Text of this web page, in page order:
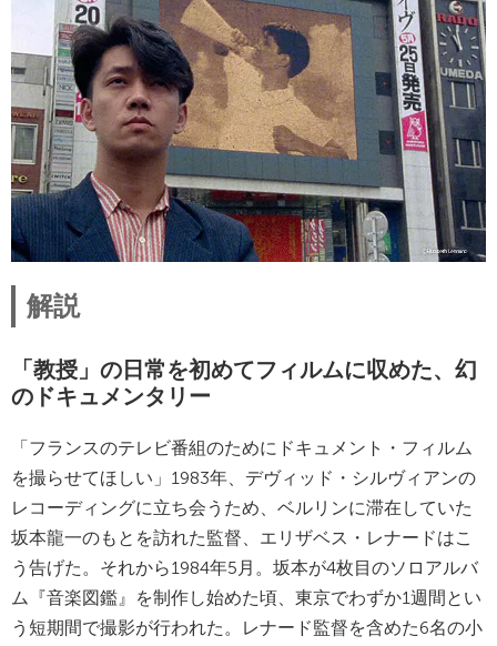
解説
「教授」の日常を初めてフィルムに収めた、幻
のドキュメンタリー
「フランスのテレビ番組のためにドキュメント・フィルム
を撮らせてほしい」1983年、デヴィッド・シルヴィアンの
レコーディングに立ち会うため、ベルリンに滞在していた
坂本龍一のもとを訪れた監督、エリザベス・レナードはこ
う告げた。それから1984年5月。坂本が4枚目のソロアルバ
ム『音楽図鑑』を制作し始めた頃、東京でわずか1週間とい
う短期間で撮影が行われた。レナード監督を含めた6名の小